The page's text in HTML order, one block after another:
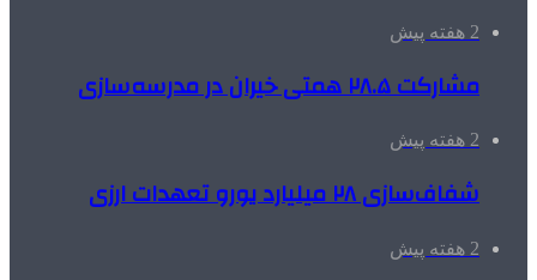
2 هفته پیش
مشارکت ۲۸.۵ همتی خیران در مدرسه‌سازی
2 هفته پیش
شفاف‌سازی ۲۸ میلیارد یورو تعهدات ارزی
2 هفته پیش